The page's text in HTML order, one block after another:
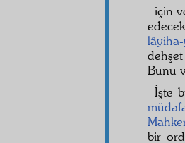
için
Bunu
İşte
bir